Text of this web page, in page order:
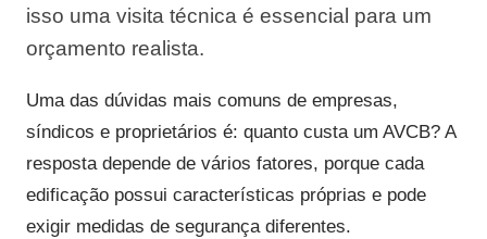
isso uma visita técnica é essencial para um
orçamento realista.
Uma das dúvidas mais comuns de empresas,
síndicos e proprietários é: quanto custa um AVCB? A
resposta depende de vários fatores, porque cada
edificação possui características próprias e pode
exigir medidas de segurança diferentes.